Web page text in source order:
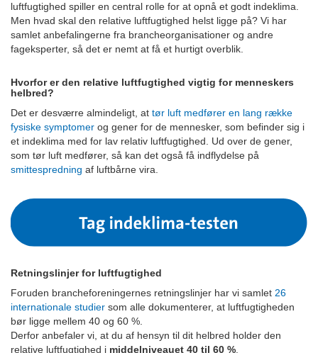
luftfugtighed spiller en central rolle for at opnå et godt indeklima.
Men hvad skal den relative luftfugtighed helst ligge på? Vi har
samlet anbefalingerne fra brancheorganisationer og andre
fageksperter, så det er nemt at få et hurtigt overblik.
Hvorfor er den relative luftfugtighed vigtig for menneskers
helbred?
Det er desværre almindeligt, at tør luft medfører en lang række
fysiske symptomer og gener for de mennesker, som befinder sig i
et indeklima med for lav relativ luftfugtighed. Ud over de gener,
som tør luft medfører, så kan det også få indflydelse på
smittespredning af luftbårne vira.
Retningslinjer for luftfugtighed
Foruden brancheforeningernes retningslinjer har vi samlet 26
internationale studier som alle dokumenterer, at luftfugtigheden
bør ligge mellem 40 og 60 %.
Derfor anbefaler vi, at du af hensyn til dit helbred holder den
relative luftfugtighed i middelniveauet 40 til 60 %